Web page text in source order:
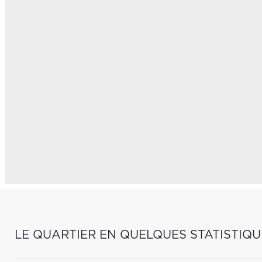
LE QUARTIER EN QUELQUES